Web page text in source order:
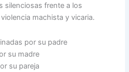
silenciosas frente a los
machista y vicaria.
por su padre
su madre
su pareja